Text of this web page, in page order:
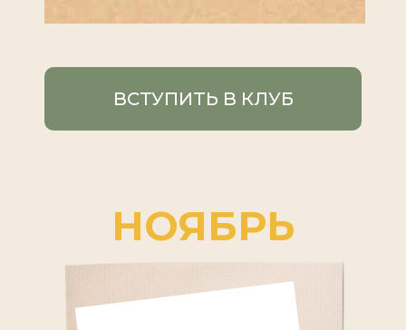
ВСТУПИТЬ В КЛУБ
НОЯБРЬ